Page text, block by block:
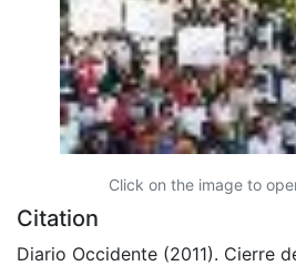
Click on the image to
Citation
Diario Occidente (2011). Cierre